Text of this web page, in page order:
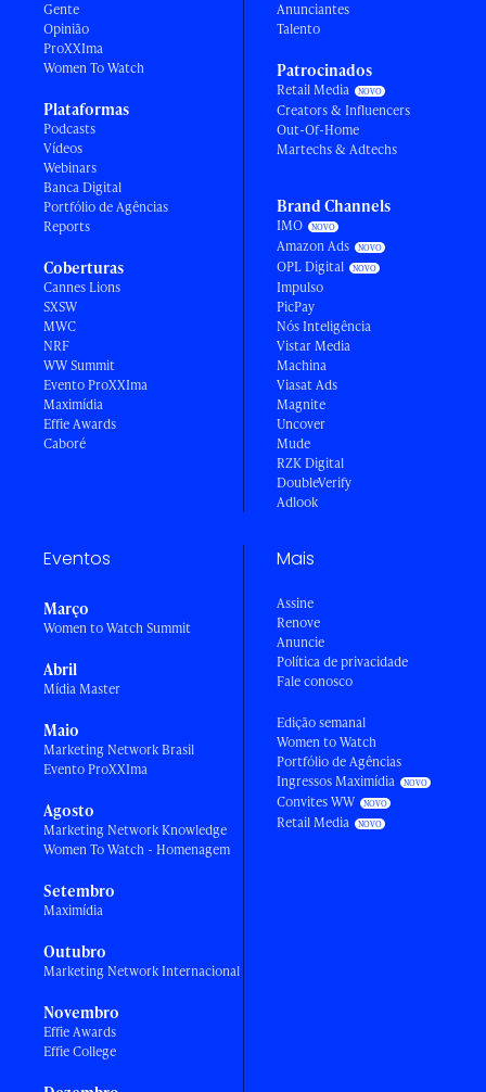
Gente
Opinião
ProXXIma
Women To Watch
Plataformas
Podcasts
Vídeos
Webinars
Banca Digital
Portfólio de Agências
Reports
Coberturas
Cannes Lions
SXSW
MWC
NRF
WW Summit
Evento ProXXIma
Maximídia
Effie Awards
Caboré
Anunciantes
Talento
Patrocinados
Retail Media
Creators & Influencers
Out-Of-Home
Martechs & Adtechs
Brand Channels
IMO
Amazon Ads
OPL Digital
Impulso
PicPay
Nós Inteligência
Vistar Media
Machina
Viasat Ads
Magnite
Uncover
Mude
RZK Digital
DoubleVerify
Adlook
Eventos
Março
Women to Watch Summit
Abril
Mídia Master
Maio
Marketing Network Brasil
Evento ProXXIma
Agosto
Marketing Network Knowledge
Women To Watch - Homenagem
Setembro
Maximídia
Outubro
Marketing Network Internacional
Novembro
Effie Awards
Effie College
Mais
Assine
Renove
Anuncie
Política de privacidade
Fale conosco
Edição semanal
Women to Watch
Portfólio de Agências
Ingressos Maximídia
Convites WW
Retail Media